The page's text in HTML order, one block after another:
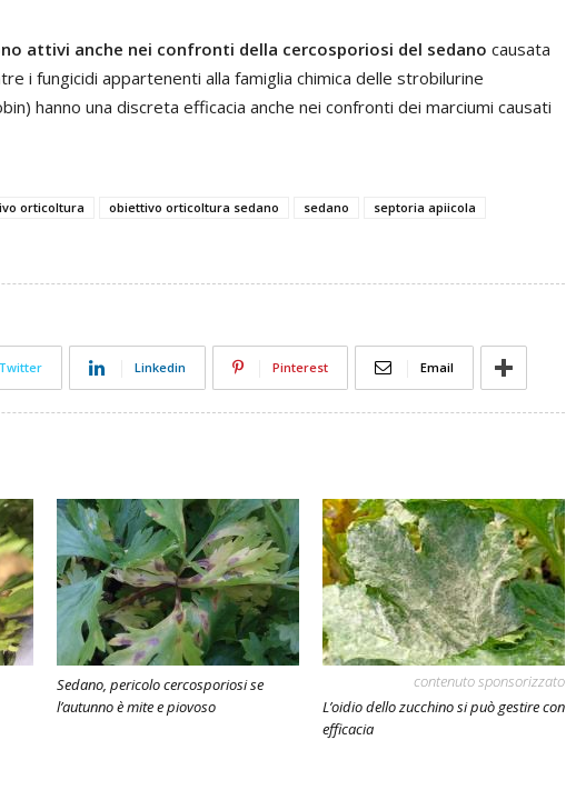
attivi anche nei confronti della cercosporiosi del sedano causata
i fungicidi appartenenti alla famiglia chimica delle strobilurine
hanno una discreta efficacia anche nei confronti dei marciumi causati
orticoltura obiettivo orticoltura sedano sedano
septoria apiicola
Twitter Linkedin Pinterest Email
Sedano, pericolo cercosporiosi se
l’autunno è mite e piovoso
contenuto sponsorizzato
L’oidio dello zucchino si può gestire con
efficacia